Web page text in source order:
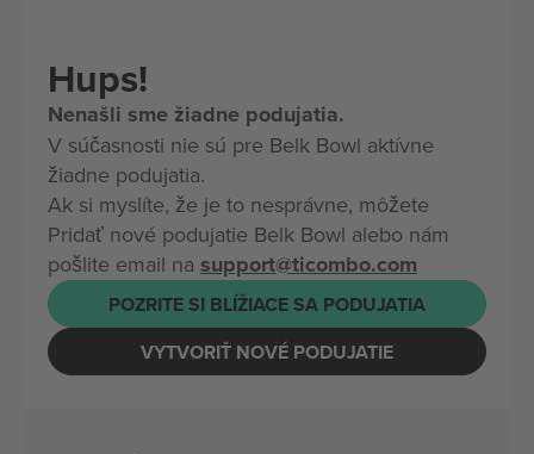
Hups!
Nenašli sme žiadne podujatia.
V súčasnosti nie sú pre Belk Bowl aktívne
žiadne podujatia.
Ak si myslíte, že je to nesprávne, môžete
Pridať nové podujatie Belk Bowl alebo nám
pošlite email na support@ticombo.com
POZRITE SI BLÍŽIACE SA PODUJATIA
VYTVORIŤ NOVÉ PODUJATIE